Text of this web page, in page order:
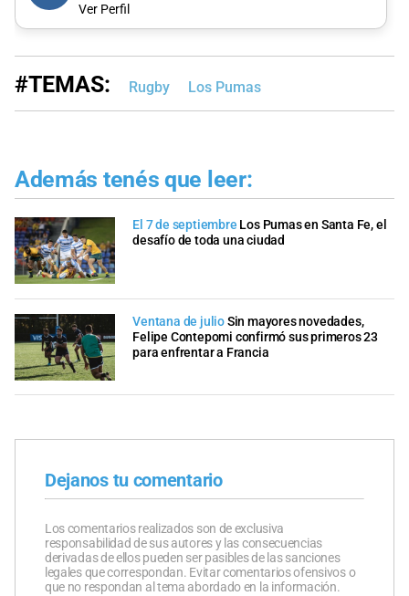
Ver Perfil
#TEMAS: Rugby Los Pumas
Además tenés que leer:
El 7 de septiembre Los Pumas en Santa Fe, el
desafío de toda una ciudad
Ventana de julioSin mayores novedades,
Felipe Contepomi confirmó sus primeros 23
para enfrentar a Francia
Dejanos tu comentario
Los comentarios realizados son de exclusiva
responsabilidad de sus autores y las consecuencias
derivadas de ellos pueden ser pasibles de las sanciones
legales que correspondan. Evitar comentarios ofensivos o
que no respondan al tema abordado en la información.